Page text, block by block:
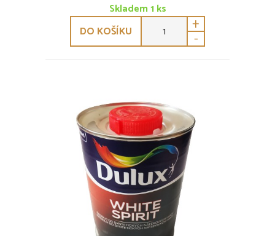
Skladem1ks
DO KOŠÍKU
+
-